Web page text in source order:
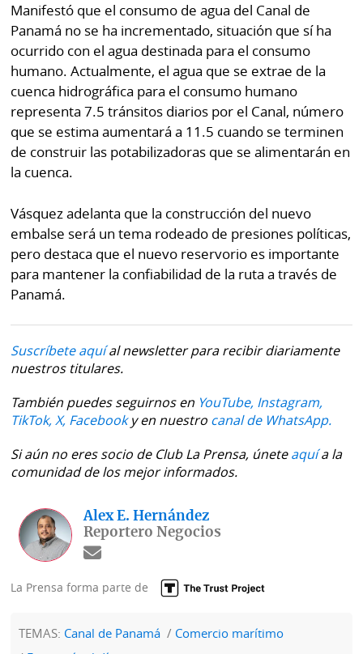
Manifestó que el consumo de agua del Canal de
Panamá no se ha incrementado, situación que sí ha
ocurrido con el agua destinada para el consumo
humano. Actualmente, el agua que se extrae de la
cuenca hidrográfica para el consumo humano
representa 7.5 tránsitos diarios por el Canal, número
que se estima aumentará a 11.5 cuando se terminen
de construir las potabilizadoras que se alimentarán en
la cuenca.
Vásquez adelanta que la construcción del nuevo
embalse será un tema rodeado de presiones políticas,
pero destaca que el nuevo reservorio es importante
para mantener la confiabilidad de la ruta a través de
Panamá.
Suscríbete aquíal newsletter para recibir diariamente
nuestros titulares.
También puedes seguirnos en YouTube, Instagram,
TikTok, X, Facebooky en nuestro canal de WhatsApp.
Si aún no eres socio de Club La Prensa, úneteaquía la
comunidad de los mejor informados.
Alex E. Hernández
Reportero Negocios
La Prensa forma parte de
TEMAS: Canal de Panamá
Comercio marítimo